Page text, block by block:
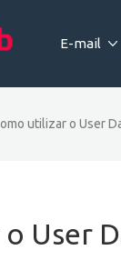
E-mail
utilizar o User
User